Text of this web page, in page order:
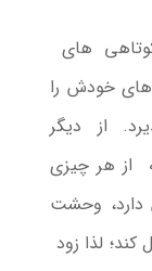
هاى
خودش را
از دیگر
هر چیزى
وحشت
كند؛ لذا زود